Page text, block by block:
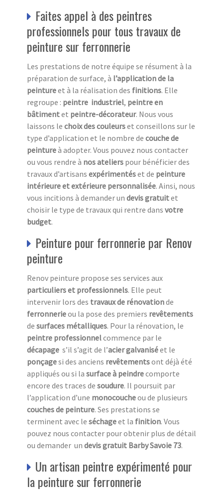
Faites appel à des peintres
professionnels pour tous travaux de
peinture sur ferronnerie
Les prestations de notre équipe se résument à la
préparation de surface, à l’application de la
peintureet à la réalisation des finitions. Elle
regroupe : peintre industriel, peintre en
bâtimentet peintre-décorateur. Nous vous
laissons le choix des couleurset conseillons sur le
type d’application et le nombre de couche de
peintureà adopter. Vous pouvez nous contacter
ou vous rendre à nos ateliers pour bénéficier des
travaux d’artisans expérimentéset de peinture
intérieure et extérieure personnalisée. Ainsi, nous
vous incitions à demander un devis gratuitet
choisir le type de travaux qui rentre dans votre
budget.
Peinture pour ferronnerie par Renov
peinture
Renov peinture propose ses services aux
particuliers et professionnels. Elle peut
intervenir lors des travaux de rénovationde
ferronnerieou la pose des premiers revêtements
de surfaces métalliques. Pour la rénovation, le
peintre professionnelcommence par le
décapage s’il s’agit de l’acier galvaniséet le
ponçagesi des anciens revêtementsont déjà été
appliqués ou si la surface à peindrecomporte
encore des traces de soudure. Il poursuit par
l’application d’une monocoucheou de plusieurs
couches de peinture. Ses prestations se
terminent avec le séchageet la finition. Vous
pouvez nous contacter pour obtenir plus de détail
ou demander un devis gratuit Barby Savoie 73.
Un artisan peintre expérimenté pour
la peinture sur ferronnerie